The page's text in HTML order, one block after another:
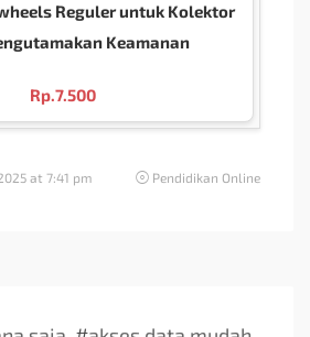
Reguler untuk Kolektor
Keamanan
Rp.7.500
at 7:41 pm Pendidikan Online